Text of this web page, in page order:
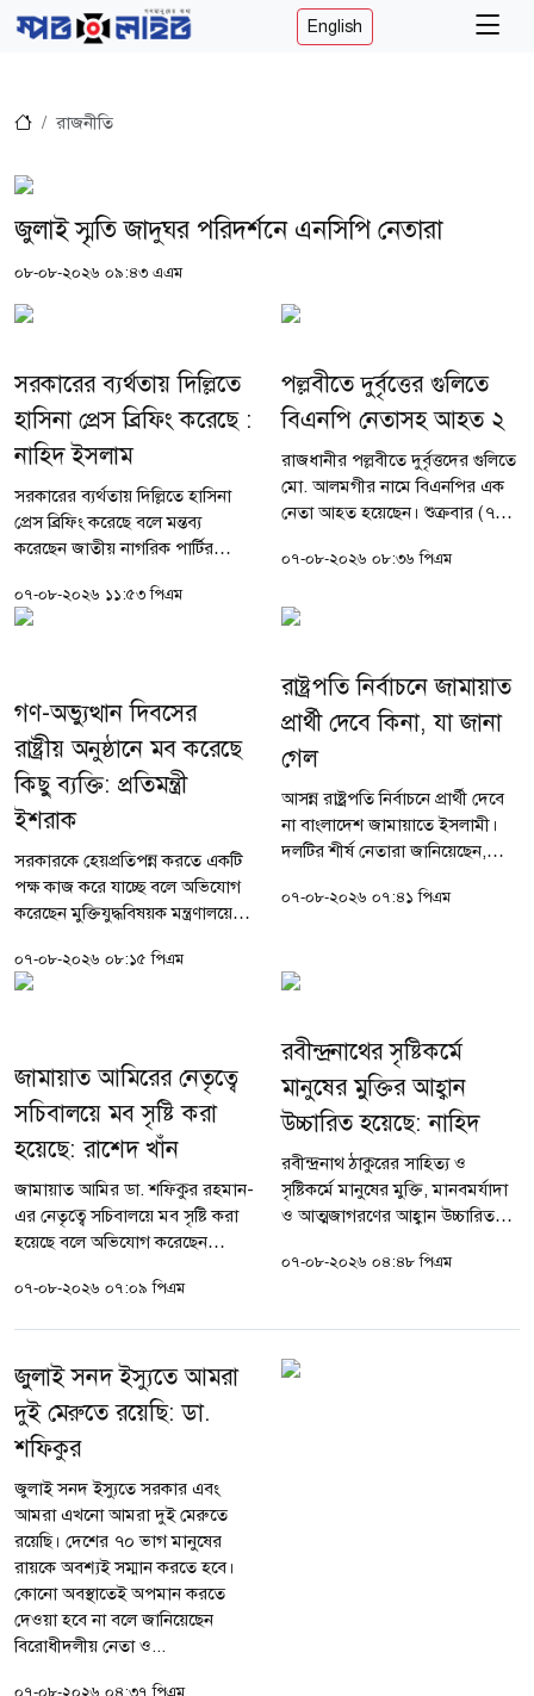
English
রাজনীতি
জুলাই স্মৃতি জাদুঘর পরিদর্শনে এনসিপি নেতারা
০৮-০৮-২০২৬ ০৯:৪৩ এএম
সরকারের ব্যর্থতায় দিল্লিতে
হাসিনা প্রেস ব্রিফিং করেছে :
নাহিদ ইসলাম
সরকারের ব্যর্থতায় দিল্লিতে হাসিনা
প্রেস ব্রিফিং করেছে বলে মন্তব্য
করেছেন জাতীয় নাগরিক পার্টির
চিফ হুইপ মো. নাহিদ ইসলাম। তিনি
বলেন, ‘দিল্লিতে ফ‍্যাসিস্ট...
০৭-০৮-২০২৬ ১১:৫৩ পিএম
পল্লবীতে দুর্বৃত্তের গুলিতে
বিএনপি নেতাসহ আহত ২
রাজধানীর পল্লবীতে দুর্বৃত্তদের গুলিতে
মো. আলমগীর নামে বিএনপির এক
নেতা আহত হয়েছেন। শুক্রবার (৭
ঘটনা ঘটে। তাকে উদ্ধার করে প্রথমে
০৭-০৮-২০২৬ ০৮:৩৬ পিএম
গণ-অভ্যুত্থান দিবসের
রাষ্ট্রীয় অনুষ্ঠানে মব করেছে
কিছু ব্যক্তি: প্রতিমন্ত্রী
ইশরাক
সরকারকে হেয়প্রতিপন্ন করতে একটি
পক্ষ কাজ করে যাচ্ছে বলে অভিযোগ
করেছেন মুক্তিযুদ্ধবিষয়ক মন্ত্রণালয়ের
সরকারের সময় যারা ক্ষমতা ভোগ
করেছে, সেই ক্ষমতা...
০৭-০৮-২০২৬ ০৮:১৫ পিএম
রাষ্ট্রপতি নির্বাচনে জামায়াত
প্রার্থী দেবে কিনা, যা জানা
গেল
আসন্ন রাষ্ট্রপতি নির্বাচনে প্রার্থী দেবে
না বাংলাদেশ জামায়াতে ইসলামী।
দলটির শীর্ষ নেতারা জানিয়েছেন,
থাকায় তাদের প্রার্থী নির্বাচিত হওয়ার
০৭-০৮-২০২৬ ০৭:৪১ পিএম
জামায়াত আমিরের নেতৃত্বে
সচিবালয়ে মব সৃষ্টি করা
হয়েছে: রাশেদ খাঁন
জামায়াত আমির ডা. শফিকুর রহমান-
এর নেতৃত্বে সচিবালয়ে মব সৃষ্টি করা
হয়েছে বলে অভিযোগ করেছেন
রাশেদ খাঁন। শুক্রবার (৭ আগস্ট)
০৭-০৮-২০২৬ ০৭:০৯ পিএম
রবীন্দ্রনাথের সৃষ্টিকর্মে
মানুষের মুক্তির আহ্বান
উচ্চারিত হয়েছে: নাহিদ
রবীন্দ্রনাথ ঠাকুরের সাহিত্য ও
সৃষ্টিকর্মে মানুষের মুক্তি, মানবমর্যাদা
ও আত্মজাগরণের আহ্বান উচ্চারিত
নাগরিক পার্টির (এনসিপি) আহ্বায়ক
০৭-০৮-২০২৬ ০৪:৪৮ পিএম
জুলাই সনদ ইস্যুতে আমরা
দুই মেরুতে রয়েছি: ডা.
শফিকুর
জুলাই সনদ ইস্যুতে সরকার এবং
আমরা এখনো আমরা দুই মেরুতে
রয়েছি। দেশের ৭০ ভাগ মানুষের
রায়কে অবশ্যই সম্মান করতে হবে।
কোনো অবস্থাতেই অপমান করতে
দেওয়া হবে না বলে জানিয়েছেন
বিরোধীদলীয় নেতা ও...